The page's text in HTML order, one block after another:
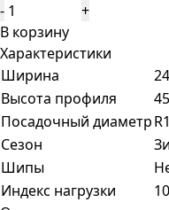
-
+
В корзину
Характеристики
Ширина
Высота профиля
Посадочный диаметр
Сезон
Шипы
Индекс нагрузки